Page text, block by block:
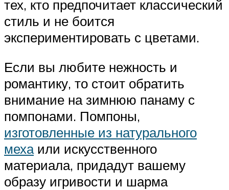
тех, кто предпочитает классический
стиль и не боится
экспериментировать с цветами.
Если вы любите нежность и
романтику, то стоит обратить
внимание на зимнюю панаму с
помпонами. Помпоны,
изготовленные из натурального
мехаили искусственного
материала, придадут вашему
образу игривости и шарма